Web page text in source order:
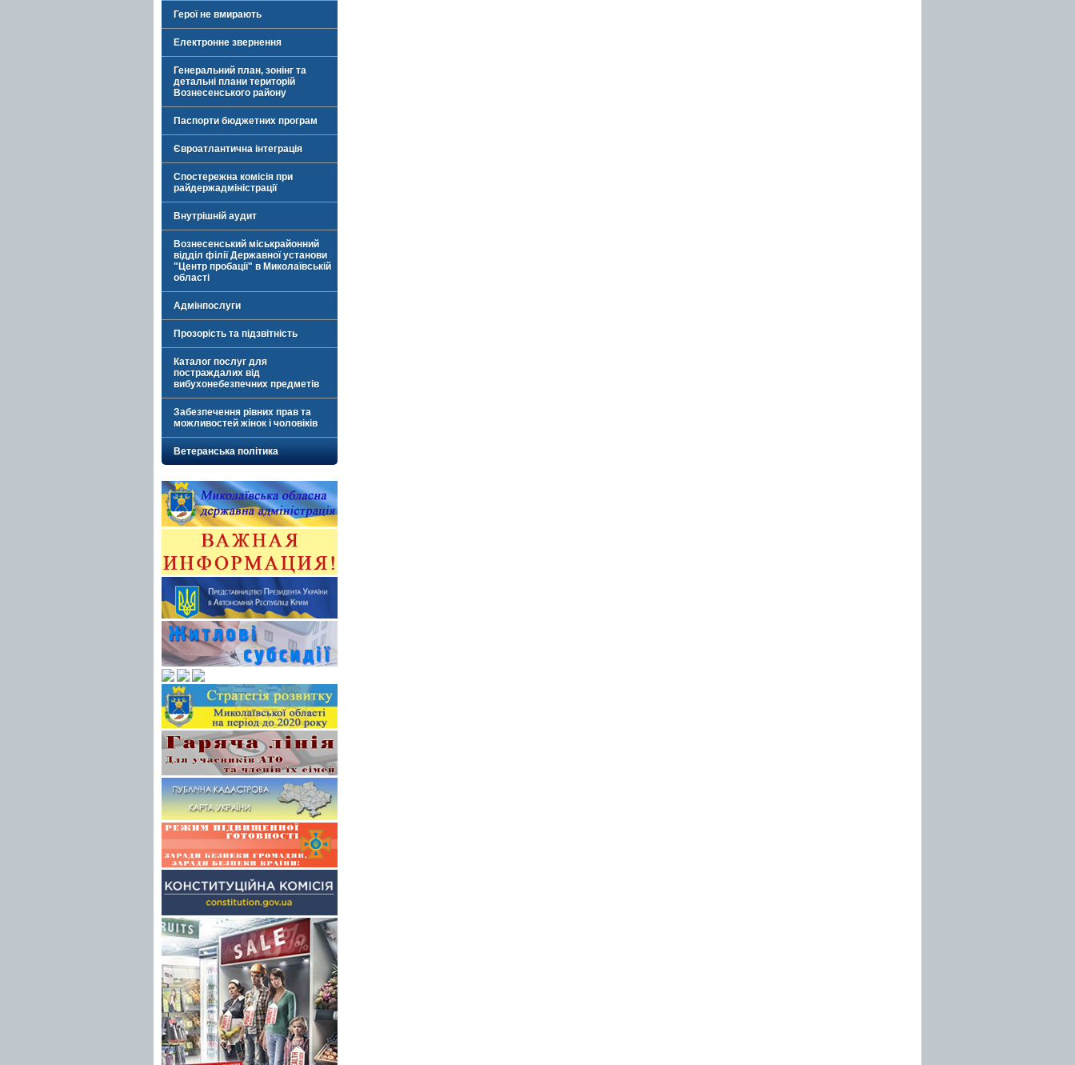
Герої не вмирають
Електронне звернення
Генеральний план, зонінг та
детальні плани територій
Вознесенського району
Паспорти бюджетних програм
Євроатлантична інтеграція
Спостережна комісія при
райдержадміністрації
Внутрішній аудит
Вознесенський міськрайонний
відділ філії Державної установи
"Центр пробації" в Миколаївській
області
Адмінпослуги
Прозорість та підзвітність
Каталог послуг для
постраждалих від
вибухонебезпечних предметів
Забезпечення рівних прав та
можливостей жінок і чоловіків
Ветеранська політика